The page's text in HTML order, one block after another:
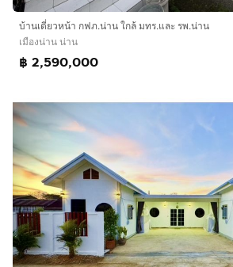
บ้านเดี่ยวหน้า กฟภ.น่าน ใกล้ มทร.และ รพ.น่าน
เมืองน่าน น่าน
฿ 2,590,000